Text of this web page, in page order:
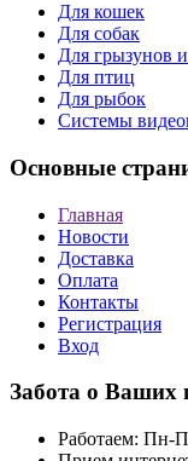
Для кошек
Для собак
Для грызунов
Для птиц
Для рыбок
Cистемы
Основные
Главная
Новости
Доставка
Оплата
Контакты
Регистрация
Вход
Забота о Ваших
Работаем: Пн-